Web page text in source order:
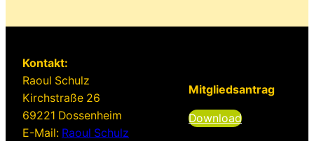
Kontakt:
Raoul Schulz
Kirchstraße 26
69221 Dossenheim
E-Mail: Raoul Schulz
Mitgliedsantrag
Download